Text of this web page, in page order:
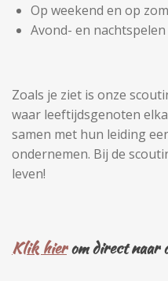
Op weekend en op
Avond- en nachtspelen
Zoals je ziet is onze
waar leeftijdsgenoten
samen met hun leiding
ondernemen. Bij de
leven!
Klik hierom direct naar